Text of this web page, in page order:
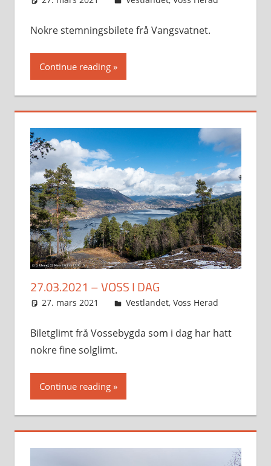
Nokre stemningsbilete frå Vangsvatnet.
Continue reading
27.03.2021 – VOSS I DAG
27. mars 2021 Svein
Vestlandet, Voss Herad
Biletglimt frå Vossebygda som i dag har hatt
nokre fine solglimt.
Continue reading